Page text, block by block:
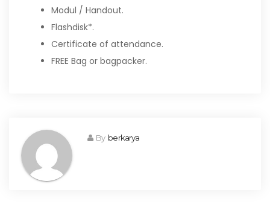
Modul / Handout.
Flashdisk*.
Certificate of attendance.
FREE Bag or bagpacker.
By berkarya